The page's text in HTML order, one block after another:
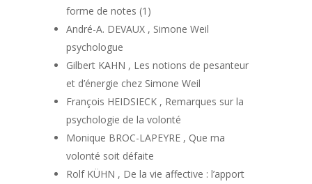
forme de notes (1)
André-A. DEVAUX , Simone Weil
psychologue
Gilbert KAHN , Les notions de pesanteur
et d’énergie chez Simone Weil
François HEIDSIECK , Remarques sur la
psychologie de la volonté
Monique BROC-LAPEYRE , Que ma
volonté soit défaite
Rolf KÜHN , De la vie affective : l’apport